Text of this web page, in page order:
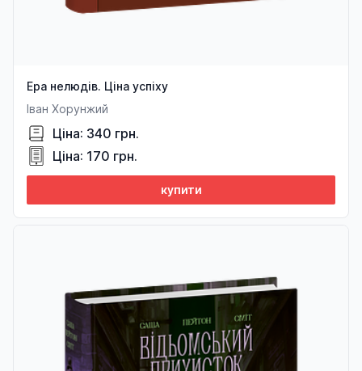
Ера нелюдів. Ціна успіху
Іван Хорунжий
Ціна: 340 грн.
Ціна: 170 грн.
купити